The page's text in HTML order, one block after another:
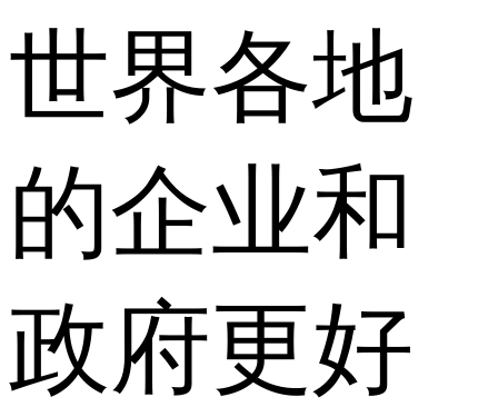
世界各地
的企业和
政府更好